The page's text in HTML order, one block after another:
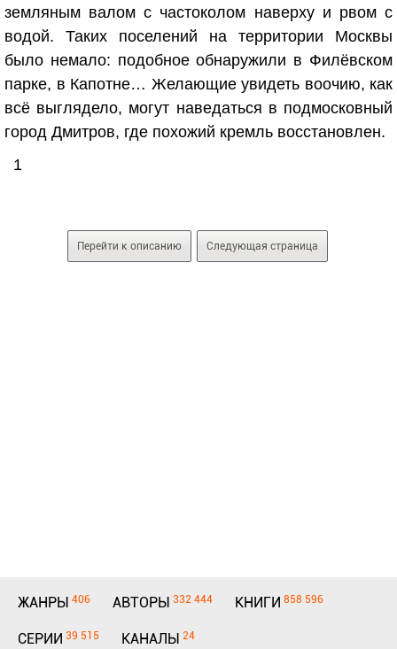
земляным валом с частоколом наверху и рвом с
водой. Таких поселений на территории Москвы
было немало: подобное обнаружили в Филёвском
парке, в Капотне… Желающие увидеть воочию, как
всё выглядело, могут наведаться в подмосковный
город Дмитров, где похожий кремль восстановлен.
1
Перейти к описанию Следующая страница
ЖАНРЫ 406 АВТОРЫ 332 444 КНИГИ 858 596
СЕРИИ 39 515 КАНАЛЫ 24